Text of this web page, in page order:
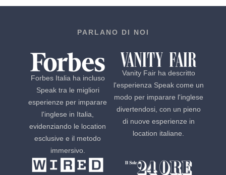
PARLANO DI NOI
Forbes Italia ha incluso
Speak tra le migliori
esperienze per imparare
l'inglese in Italia,
evidenziando le location
esclusive e il metodo
immersivo.
Vanity Fair ha descritto
l'esperienza Speak come un
modo per imparare l'inglese
divertendosi, con un pieno
di nuove esperienze in
location italiane.